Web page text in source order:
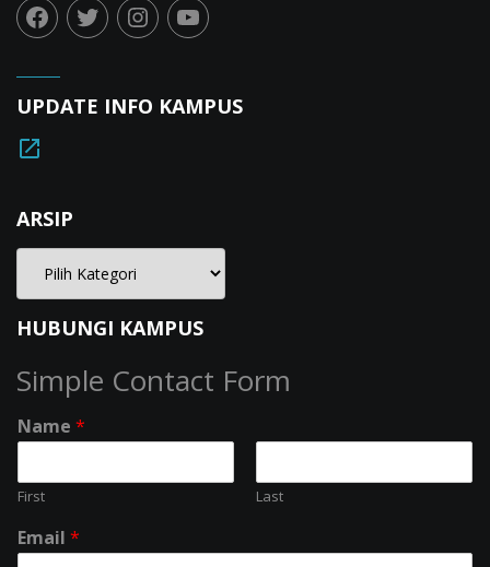
UPDATE INFO KAMPUS
ARSIP
HUBUNGI KAMPUS
Simple Contact Form
Name *
First Last
Email *